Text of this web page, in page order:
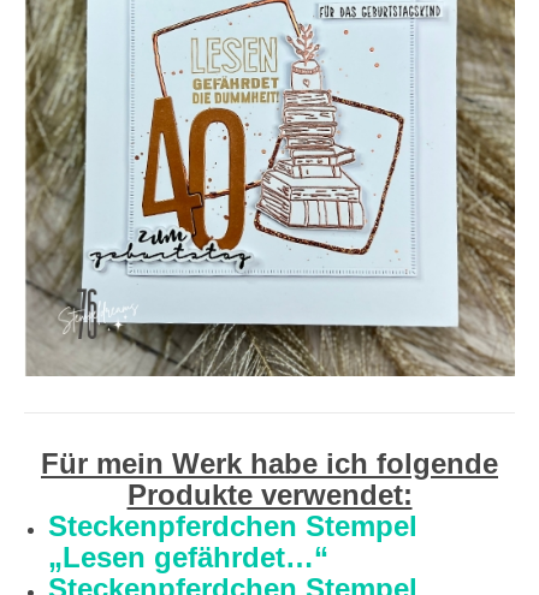
Für mein Werk habe ich folgende
Produkte verwendet:
Steckenpferdchen Stempel
„Lesen gefährdet…“
Steckenpferdchen Stempel